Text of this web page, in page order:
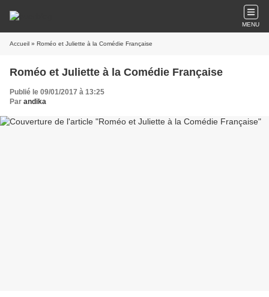
MENU
Accueil » Roméo et Juliette à la Comédie Française
Roméo et Juliette à la Comédie Française
Publié le 09/01/2017 à 13:25
Par andika